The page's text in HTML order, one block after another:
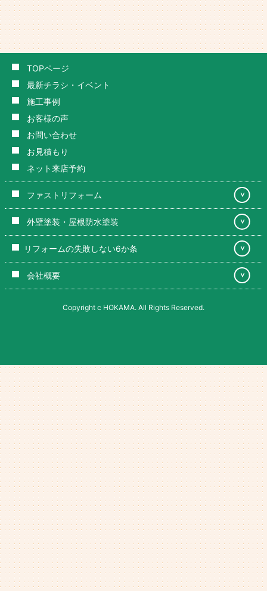
TOPページ
最新チラシ・イベント
施工事例
お客様の声
お問い合わせ
お見積もり
ネット来店予約
ファストリフォーム ＞
外壁塗装・屋根防水塗装 ＞
リフォームの失敗しない6か条 ＞
会社概要 ＞
Copyright c HOKAMA. All Rights Reserved.